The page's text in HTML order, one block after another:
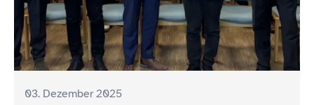
03. Dezember 2025